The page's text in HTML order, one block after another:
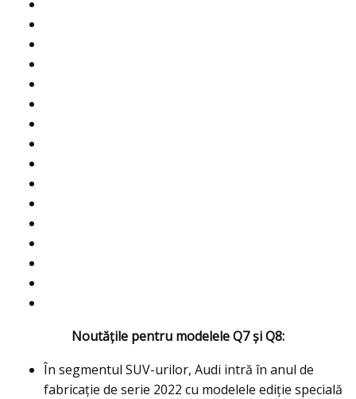
Noutățile pentru modelele Q7 și Q8:
În segmentul SUV-urilor, Audi intră în anul de
fabricație de serie 2022 cu modelele ediție specială